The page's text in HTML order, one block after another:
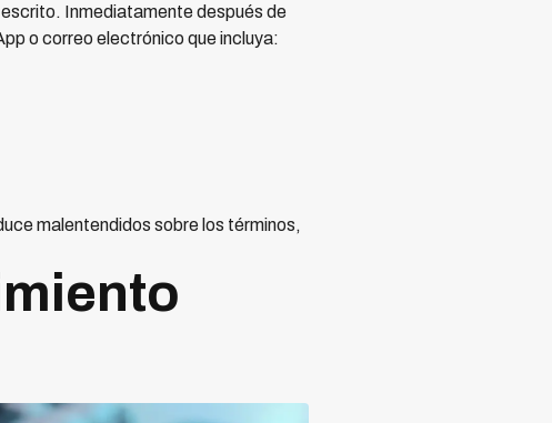
Inmediatamente después de
o correo electrónico que incluya:
malentendidos sobre los términos,